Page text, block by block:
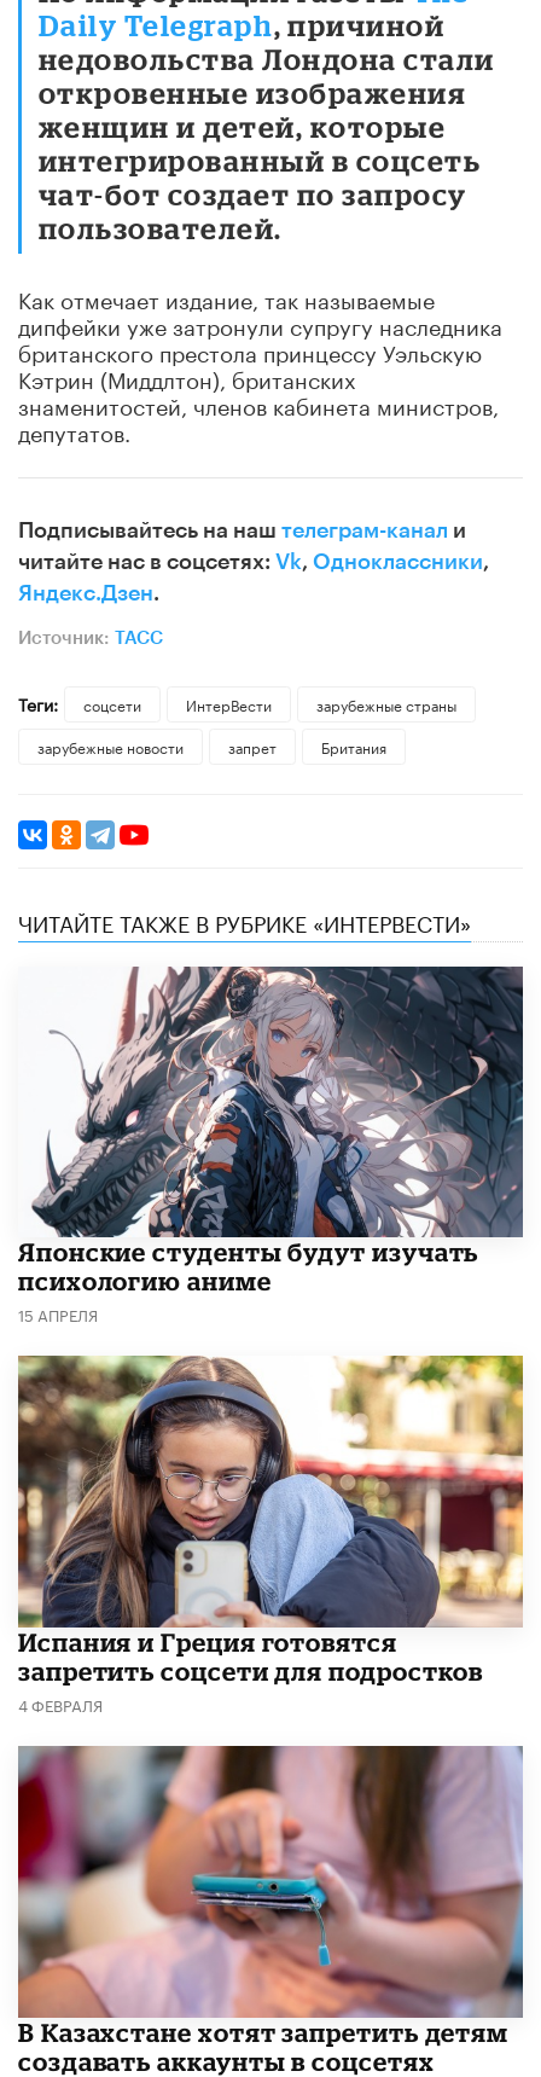
Daily Telegraph, причиной
недовольства Лондона стали
откровенные изображения
женщин и детей, которые
интегрированный в соцсеть
чат-бот создает по запросу
пользователей.
Как отмечает издание, так называемые
дипфейки уже затронули супругу наследника
британского престола принцессу Уэльскую
Кэтрин (Миддлтон), британских
знаменитостей, членов кабинета министров,
депутатов.
Подписывайтесь на наш телеграм-канал и
читайте нас в соцсетях: Vk, Одноклассники,
Яндекс.Дзен.
Источник: ТАСС
Теги: соцсети ИнтерВести
зарубежные страны
зарубежные новости
запрет Британия
ЧИТАЙТЕ ТАКЖЕ В РУБРИКЕ «ИНТЕРВЕСТИ»
Японские студенты будут изучать
психологию аниме
15 АПРЕЛЯ
Испания и Греция готовятся
запретить соцсети для подростков
4 ФЕВРАЛЯ
В Казахстане хотят запретить детям
создавать аккаунты в соцсетях